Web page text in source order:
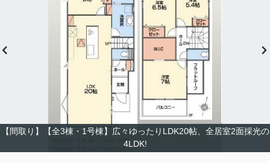
【間取り】【全3棟・1号棟】広々ゆったりLDK20帖、全居室2面採光の
4LDK!